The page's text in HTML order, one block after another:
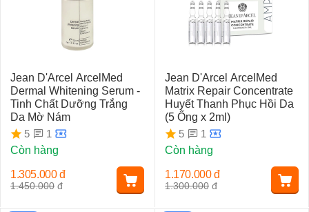
Jean D'Arcel ArcelMed
Dermal Whitening Serum -
Tinh Chất Dưỡng Trắng
Da Mờ Nám
5
1
Còn hàng
1.450.000 đ
1.305.000 đ
Jean D'Arcel ArcelMed
Matrix Repair Concentrate
Huyết Thanh Phục Hồi Da
(5 Ống x 2ml)
5
1
Còn hàng
1.300.000 đ
1.170.000 đ